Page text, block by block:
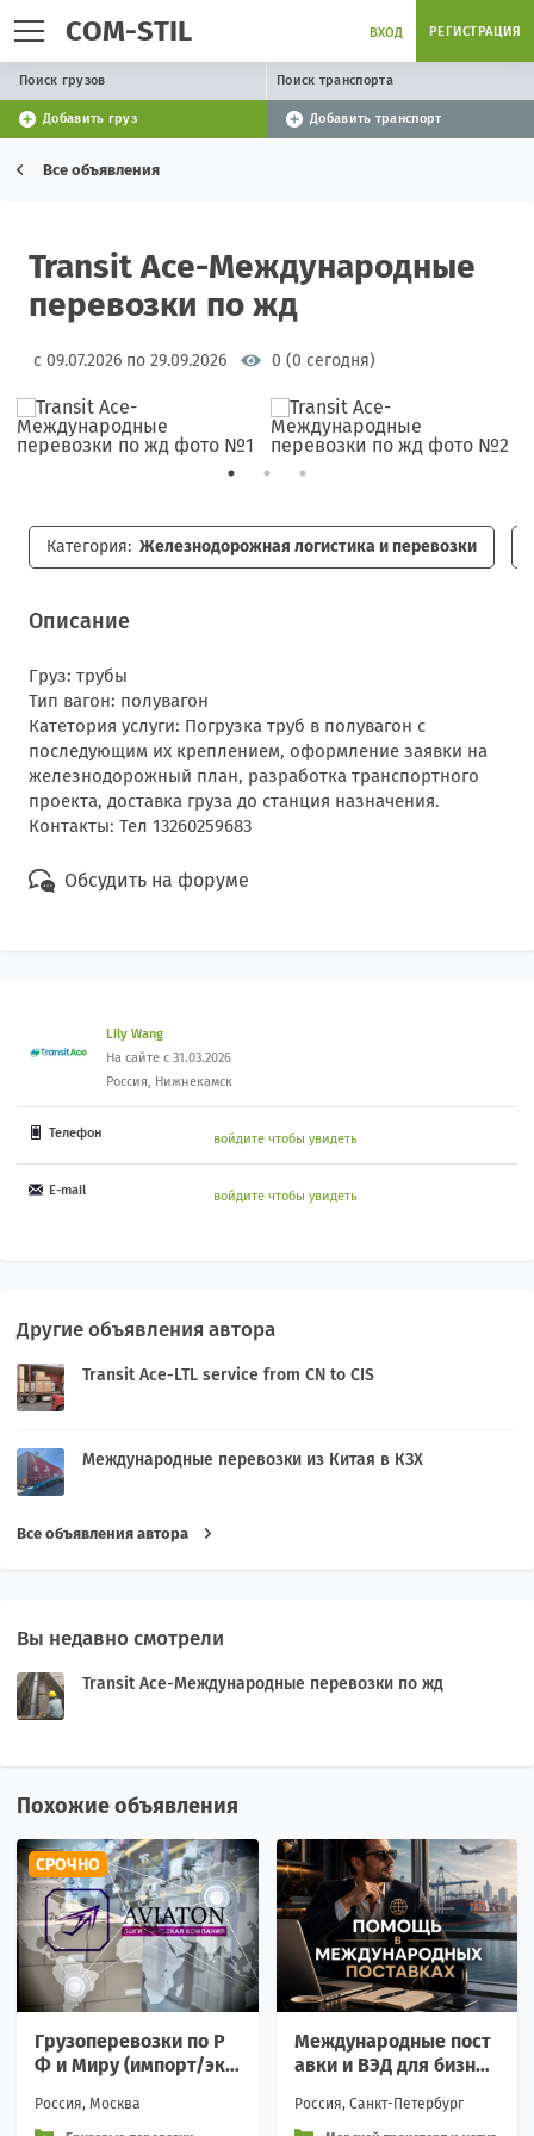
COM-STIL ВХОД РЕГИСТРАЦИЯ
Поиск грузов Поиск транспорта
Добавить груз Добавить транспорт
Все объявления
Transit Ace-Международные
перевозки по жд
с 09.07.2026 по 29.09.2026 0 (0 сегодня)
Категория: Железнодорожная логистика и перевозки
Описание
Груз: трубы
Тип вагон: полувагон
Катетория услуги: Погрузка труб в полувагон с
последующим их креплением, оформление заявки на
железнодорожный план, разработка транспортного
проекта, доставка груза до станция назначения.
Контакты: Тел 13260259683
Обсудить на форуме
Lily Wang
На сайте с 31.03.2026
Россия, Нижнекамск
Телефон войдите чтобы увидеть
E-mail войдите чтобы увидеть
Другие объявления автора
Transit Ace-LTL service from CN to CIS
Международные перевозки из Китая в КЗХ
Все объявления автора
Вы недавно смотрели
Transit Ace-Международные перевозки по жд
Похожие объявления
СРОЧНО
Грузоперевозки по Р
Ф и Миру (импорт/экс
Россия, Москва
Международные пост
авки и ВЭД для бизнес
Россия, Санкт-Петербург